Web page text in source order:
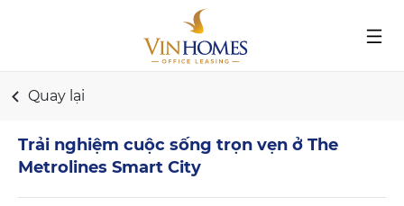
Quay lại
Trải nghiệm cuộc sống trọn vẹn ở The
Metrolines Smart City